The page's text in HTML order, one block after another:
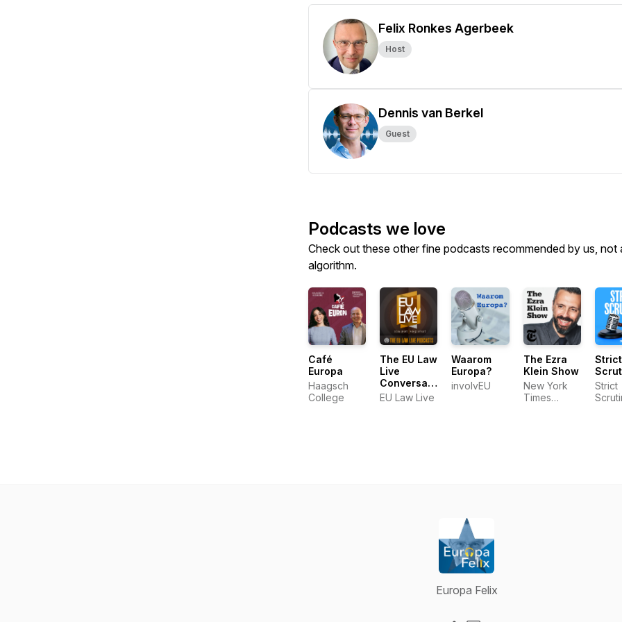
Felix Ronkes Agerbeek
Host
Dennis van Berkel
Guest
Podcasts we love
Check out these other fine podcasts recommended by us, not
algorithm.
Café
Europa
Haagsch
College
The EU Law
Live
Conversation
Series
EU Law Live
Waarom
Europa?
involvEU
The Ezra
Klein Show
New York
Times
Strict
Strict
Europa Felix